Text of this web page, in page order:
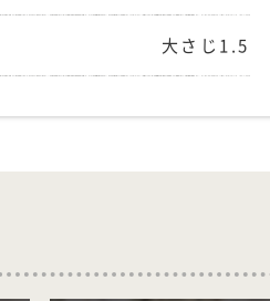
大さじ1.5